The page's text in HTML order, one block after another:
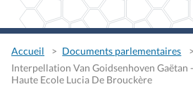
Accueil
Documents parlementaires
Interpellation Van Goidsenhoven Gaëtan
Haute Ecole Lucia De Brouckère